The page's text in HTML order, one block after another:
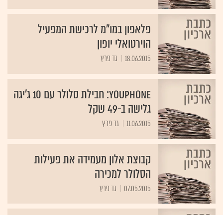
פלאפון במו"מ לרכישת המפעיל
הוירטואלי יופון
18.06.2015 גד פרץ
YouPhone: חבילת סלולר עם 10 ג'יגה
גלישה ב-49 שקל
11.06.2015 גד פרץ
קבוצת אלון מעמידה את פעילות
הסלולר למכירה
07.05.2015 גד פרץ